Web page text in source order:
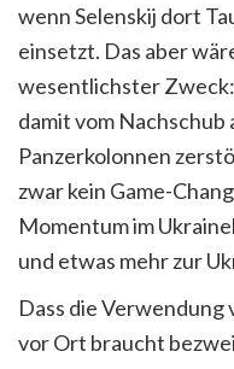
wenn Selenskij dort
einsetzt. Das aber
wesentlichster
damit vom
Panzerkolonnen
zwar kein Game-
Momentum im
und etwas mehr zur
Dass die Verwendung
vor Ort braucht